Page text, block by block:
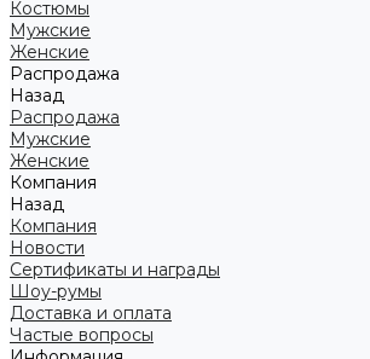
Костюмы
Мужские
Женские
Распродажа
Назад
Распродажа
Мужские
Женские
Компания
Назад
Компания
Новости
Сертификаты и награды
Шоу-румы
Доставка и оплата
Частые вопросы